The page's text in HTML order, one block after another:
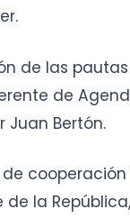
de las
de
Juan Bertón.
de la